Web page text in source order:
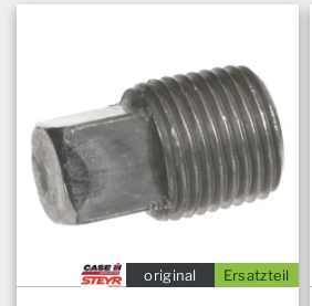
Ersatzteil
original